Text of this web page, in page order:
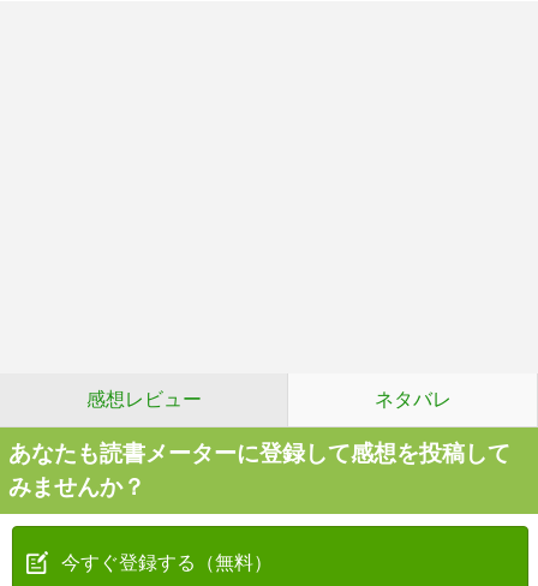
感想レビュー ネタバレ
あなたも読書メーターに登録して感想を投稿して
みませんか？
今すぐ登録する（無料）